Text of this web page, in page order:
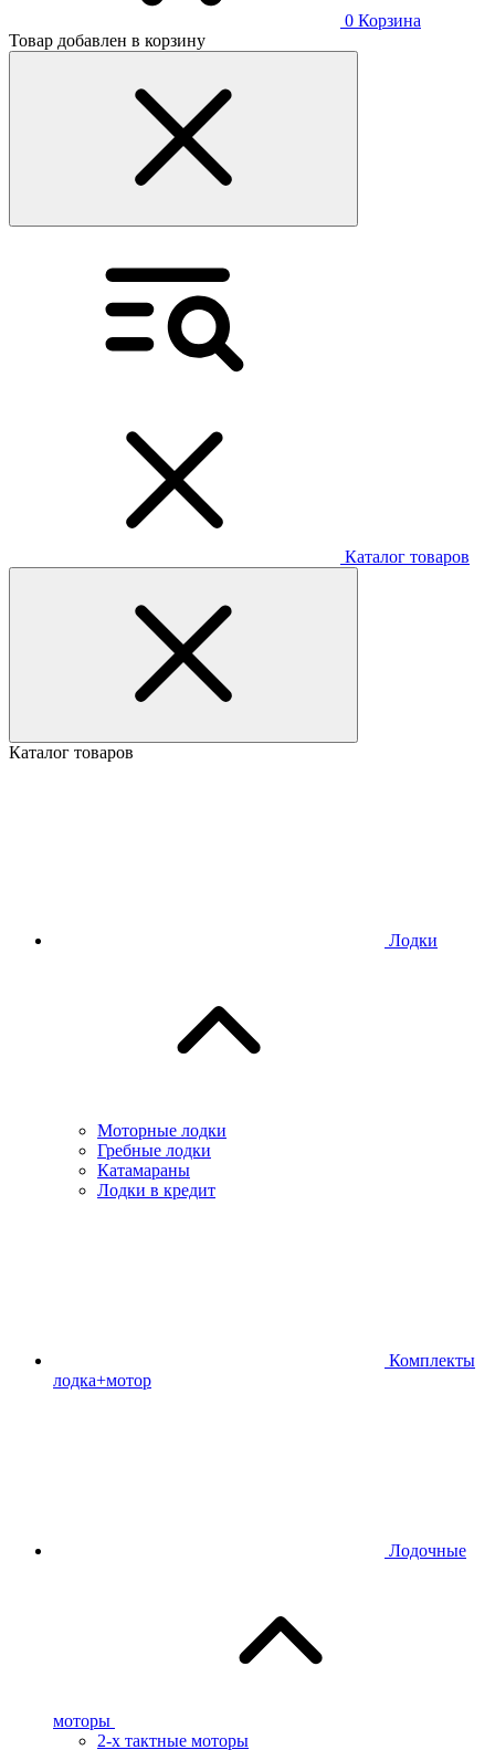
0 Корзина
Товар добавлен в корзину
Каталог товаров
Каталог товаров
Лодки
Моторные лодки
Гребные лодки
Катамараны
Лодки в кредит
Комплекты
лодка+мотор
Лодочные
моторы
2-х тактные моторы